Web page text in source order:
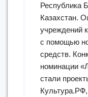
Республика
Казахстан.
учреждений
с помощью
средств.
номинации
стали